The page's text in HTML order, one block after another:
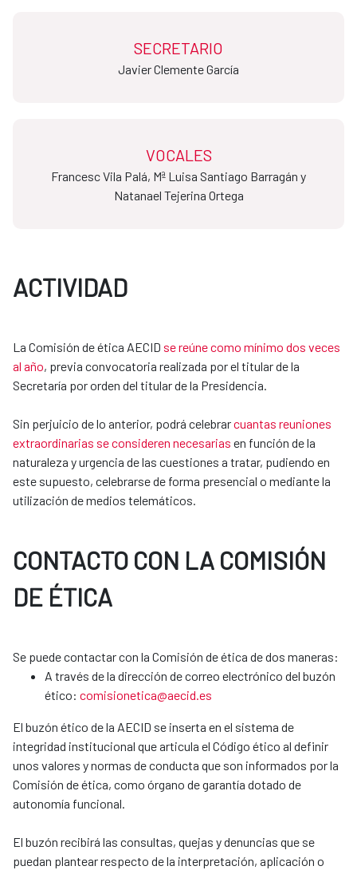
SECRETARIO
​​​​​​​Javier Clemente García
VOCALES
Francesc Vila Palá, Mª Luisa Santiago Barragán y
Natanael Tejerina Ortega
ACTIVIDAD
La Comisión de ética AECID se reúne como mínimo dos veces
al año, previa convocatoria realizada por el titular de la
Secretaría por orden del titular de la Presidencia.
Sin perjuicio de lo anterior, podrá celebrarcuantas reuniones
extraordinarias se consideren necesarias en función de la
naturaleza y urgencia de las cuestiones a tratar, pudiendo en
este supuesto, celebrarse de forma presencial o mediante la
utilización de medios telemáticos.
CONTACTO CON LA COMISIÓN
DE ÉTICA
​​​​​​​Se puede contactar con la Comisión de ética de dos maneras:
A través de la dirección de correo electrónico del buzón
ético: comisionetica@aecid.es
El buzón ético de la AECID se inserta en el sistema de
integridad institucional que articula el Código ético al definir
unos valores y normas de conducta que son informados por la
Comisión de ética, como órgano de garantía dotado de
autonomía funcional.
El buzón recibirá las consultas, quejas y denuncias que se
puedan plantear respecto de la interpretación, aplicación o